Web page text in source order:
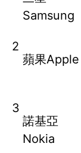
Samsung
2
蘋果Apple
3
諾基亞
Nokia